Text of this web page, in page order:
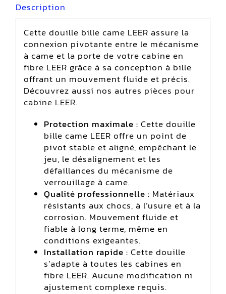
Description
Cette douille bille came LEER assure la
connexion pivotante entre le mécanisme
à came et la porte de votre cabine en
fibre LEER grâce à sa conception à bille
offrant un mouvement fluide et précis.
Découvrez aussi nos autres pièces pour
cabine LEER.
Protection maximale : Cette douille
bille came LEER offre un point de
pivot stable et aligné, empêchant le
jeu, le désalignement et les
défaillances du mécanisme de
verrouillage à came.
Qualité professionnelle : Matériaux
résistants aux chocs, à l’usure et à la
corrosion. Mouvement fluide et
fiable à long terme, même en
conditions exigeantes.
Installation rapide : Cette douille
s’adapte à toutes les cabines en
fibre LEER. Aucune modification ni
ajustement complexe requis.